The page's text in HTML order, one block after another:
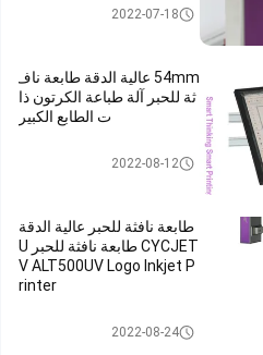
طابعة نفث الحبر عالية الدقة
2022-07-18
54mm عالية الدقة طابعة ناف
ثة للحبر آلة طباعة الكرتون ذا
ت الطابع الكبير
طابعة نفث الحبر عالية الدقة
2022-08-12
طابعة نافثة للحبر عالية الدقة
CYCJET طابعة نافثة للحبر U
V ALT500UV Logo Inkjet P
rinter
طابعة نفث الحبر عالية الدقة
2022-08-24